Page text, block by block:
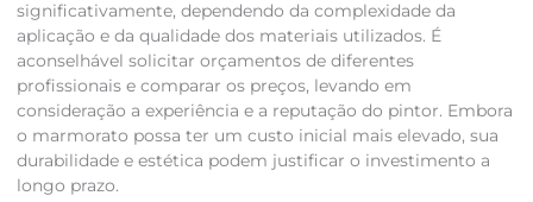
significativamente, dependendo da complexidade da
aplicação e da qualidade dos materiais utilizados. É
aconselhável solicitar orçamentos de diferentes
profissionais e comparar os preços, levando em
consideração a experiência e a reputação do pintor. Embora
o marmorato possa ter um custo inicial mais elevado, sua
durabilidade e estética podem justificar o investimento a
longo prazo.